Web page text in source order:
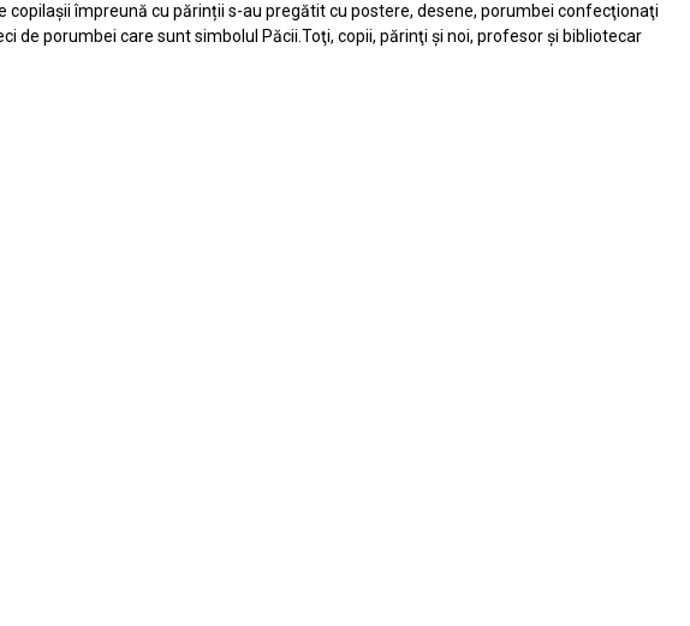
copilașii împreună cu părinții s-au pregătit cu postere, desene, porumbei confecţionaţi
porumbei care sunt simbolul Păcii.Toţi, copii, părinţi și noi, profesor și bibliotecar